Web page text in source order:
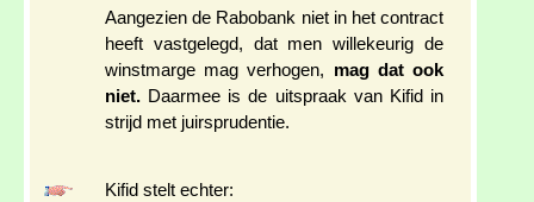
Aangezien de Rabobank niet in het contract
heeft vastgelegd, dat men willekeurig de
winstmarge mag verhogen, mag dat ook
niet. Daarmee is de uitspraak van Kifid in
strijd met juirsprudentie.
Kifid stelt echter: